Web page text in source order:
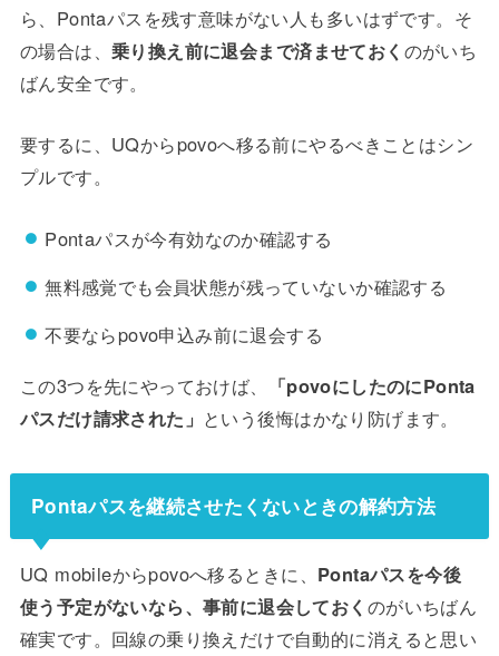
ら、Pontaパスを残す意味がない人も多いはずです。そ
の場合は、 乗り換え前に退会まで済ませておく のがいち
ばん安全です。
要するに、UQからpovoへ移る前にやるべきことはシン
プルです。
Pontaパスが今有効なのか確認する
無料感覚でも会員状態が残っていないか確認する
不要ならpovo申込み前に退会する
この3つを先にやっておけば、
「povoにしたのにPonta
パスだけ請求された」 という後悔はかなり防げます。
Pontaパスを継続させたくないときの解約方法
UQ mobileからpovoへ移るときに、 Pontaパスを今後
使う予定がないなら、事前に退会しておく のがいちばん
確実です。回線の乗り換えだけで自動的に消えると思い